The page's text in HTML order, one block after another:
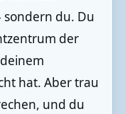
sondern du. Du
der
hat. Aber trau
und du